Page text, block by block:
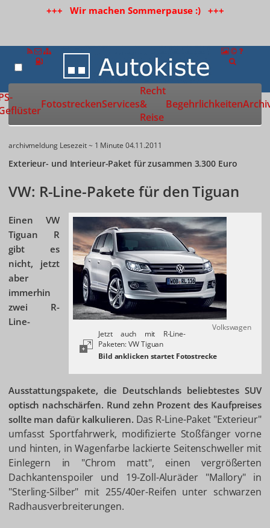
+++ Wir machen Sommerpause :) +++
Zur Startseite
FotostreckenServices
Recht
&
Reise
Begehrlichkeiten
archivmeldung Lesezeit ~ 1 Minute 04.11.2011
Exterieur- und Interieur-Paket für zusammen 3.300 Euro
VW: R-Line-Pakete für den Tiguan
Volkswagen
Jetzt auch mit R-Line-
Paketen: VW Tiguan
Einen VW
Tiguan R
gibt es
nicht, jetzt
aber
immerhin
zwei R-
Line-
Ausstattungspakete, die Deutschlands beliebtestes SUV
optisch nachschärfen. Rund zehn Prozent des Kaufpreises
sollte man dafür kalkulieren. Das R-Line-Paket "Exterieur"
umfasst Sportfahrwerk, modifizierte Stoßfänger vorne
und hinten, in Wagenfarbe lackierte Seitenschweller mit
Einlegern in "Chrom matt", einen vergrößerten
Dachkantenspoiler und 19-Zoll-Aluräder "Mallory" in
"Sterling-Silber" mit 255/40er-Reifen unter schwarzen
Radhausverbreiterungen.